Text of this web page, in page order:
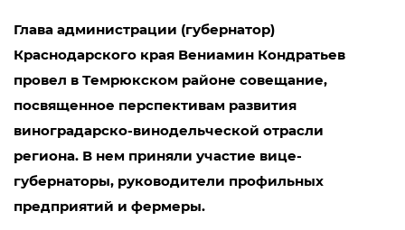
Глава администрации (губернатор)
Краснодарского края Вениамин Кондратьев
провел в Темрюкском районе совещание,
посвященное перспективам развития
виноградарско-винодельческой отрасли
региона. В нем приняли участие вице-
губернаторы, руководители профильных
предприятий и фермеры.